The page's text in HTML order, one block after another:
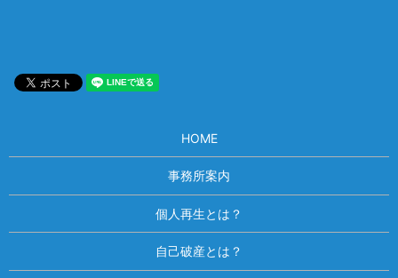
HOME
事務所案内
個人再生とは？
自己破産とは？